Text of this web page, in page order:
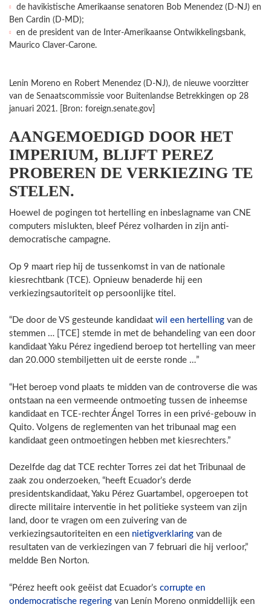
de havikistische Amerikaanse senatoren Bob Menendez (D-NJ) en
Ben Cardin (D-MD);
en de president van de Inter-Amerikaanse Ontwikkelingsbank,
Maurico Claver-Carone.
Lenin Moreno en Robert Menendez (D-NJ), de nieuwe voorzitter
van de Senaatscommissie voor Buitenlandse Betrekkingen op 28
januari 2021. [Bron: foreign.senate.gov]
AANGEMOEDIGD DOOR HET
IMPERIUM, BLIJFT PEREZ
PROBEREN DE VERKIEZING TE
STELEN.
Hoewel de pogingen tot hertelling en inbeslagname van CNE
computers mislukten, bleef Pérez volharden in zijn anti-
democratische campagne.
Op 9 maart riep hij de tussenkomst in van de nationale
kiesrechtbank (TCE). Opnieuw benaderde hij een
verkiezingsautoriteit op persoonlijke titel.
“De door de VS gesteunde kandidaat wil een hertelling van de
stemmen … [TCE] stemde in met de behandeling van een door
kandidaat Yaku Pérez ingediend beroep tot hertelling van meer
dan 20.000 stembiljetten uit de eerste ronde …”
“Het beroep vond plaats te midden van de controverse die was
ontstaan na een vermeende ontmoeting tussen de inheemse
kandidaat en TCE-rechter Ángel Torres in een privé-gebouw in
Quito. Volgens de reglementen van het tribunaal mag een
kandidaat geen ontmoetingen hebben met kiesrechters.”
Dezelfde dag dat TCE rechter Torres zei dat het Tribunaal de
zaak zou onderzoeken, “heeft Ecuador’s derde
presidentskandidaat, Yaku Pérez Guartambel, opgeroepen tot
directe militaire interventie in het politieke systeem van zijn
land, door te vragen om een zuivering van de
verkiezingsautoriteiten en een nietigverklaring van de
resultaten van de verkiezingen van 7 februari die hij verloor,”
meldde Ben Norton.
“Pérez heeft ook geëist dat Ecuador’s corrupte en
ondemocratische regering van Lenín Moreno onmiddellijk een